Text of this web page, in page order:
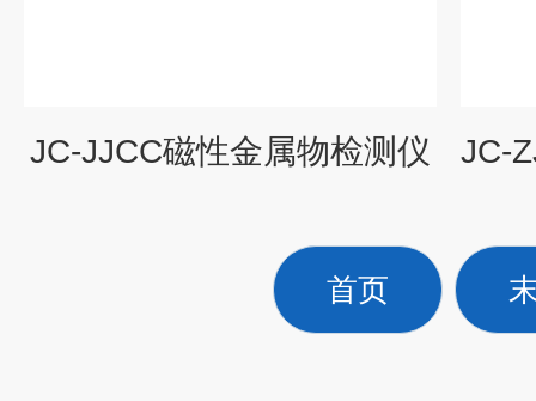
JC-JJCC磁性金属物检测仪
首页